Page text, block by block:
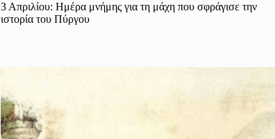
3 Απριλίου: Ημέρα μνήμης για τη μάχη που σφράγισε την
ιστορία του Πύργου